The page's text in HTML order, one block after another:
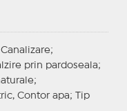
prin pardoseala;
Contor apa;
Tip